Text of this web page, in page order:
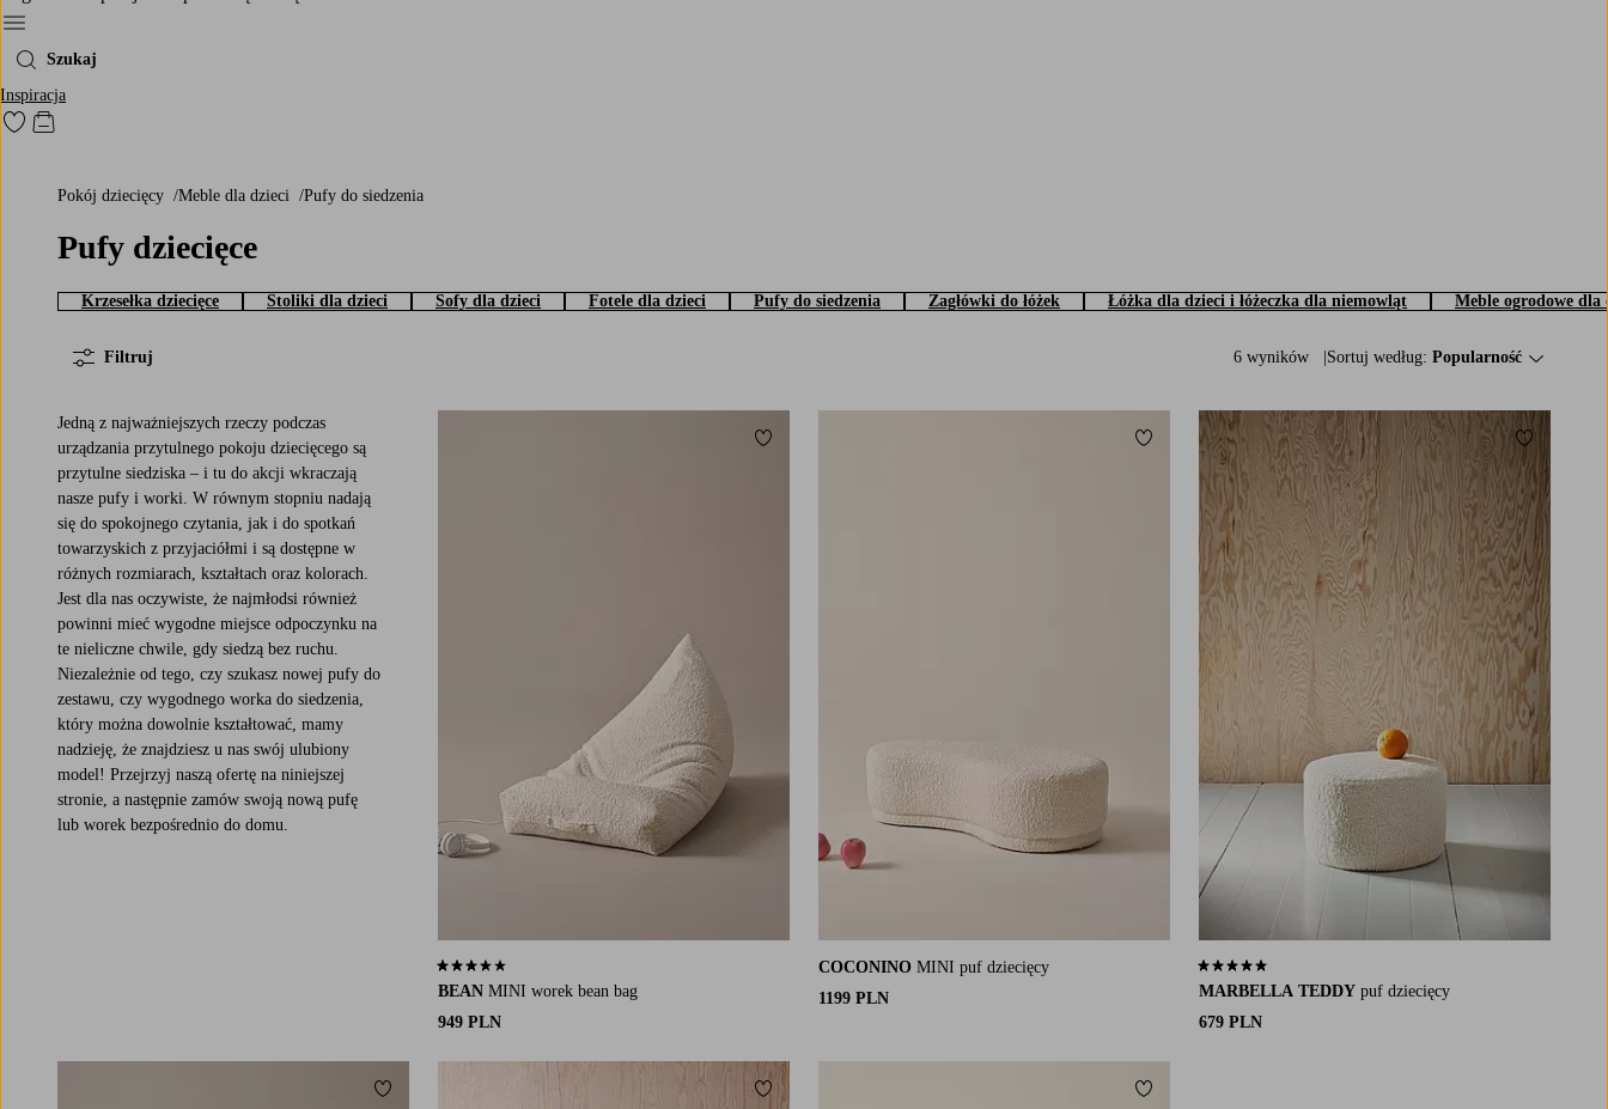
Menu
Szukaj
Inspiracja
Przejdź do ulubionych oznaczonych produktów
Przejdź do koszyka
Pokój dziecięcy Meble dla dzieci Pufy do siedzenia
Pufy dziecięce
Krzesełka dziecięce Stoliki dla dzieci Sofy dla dzieci Fotele dla dzieci Pufy do siedzenia Zagłówki do łóżek Łóżka dla dzieci i łóżeczka dla niemowląt Meble ogrodowe dla
6 wyników Sortuj według: Popularność
Filtruj
Jedną z najważniejszych rzeczy podczas
urządzania przytulnego pokoju dziecięcego są
przytulne siedziska – i tu do akcji wkraczają
nasze pufy i worki. W równym stopniu nadają
się do spokojnego czytania, jak i do spotkań
towarzyskich z przyjaciółmi i są dostępne w
różnych rozmiarach, kształtach oraz kolorach.
Jest dla nas oczywiste, że najmłodsi również
powinni mieć wygodne miejsce odpoczynku na
te nieliczne chwile, gdy siedzą bez ruchu.
Niezależnie od tego, czy szukasz nowej pufy do
zestawu, czy wygodnego worka do siedzenia,
który można dowolnie kształtować, mamy
nadzieję, że znajdziesz u nas swój ulubiony
model! Przejrzyj naszą ofertę na niniejszej
stronie, a następnie zamów swoją nową pufę
lub worek bezpośrednio do domu.
BEAN MINI worek bean bag
949 PLN
3,6 opierając się na 13 ocenach
Dodaj do ulubionych
COCONINO MINI puf dziecięcy
1199 PLN
Dodaj do ulubionych
MARBELLA TEDDY puf dziecięcy
679 PLN
5,0 opierając się na 8 ocenach
Dodaj do
Dodaj do ulubionych Dodaj do ulubionych Dodaj do ulubionych